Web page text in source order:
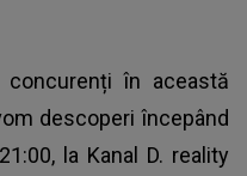
în această
descoperi începând
la Kanal D. reality